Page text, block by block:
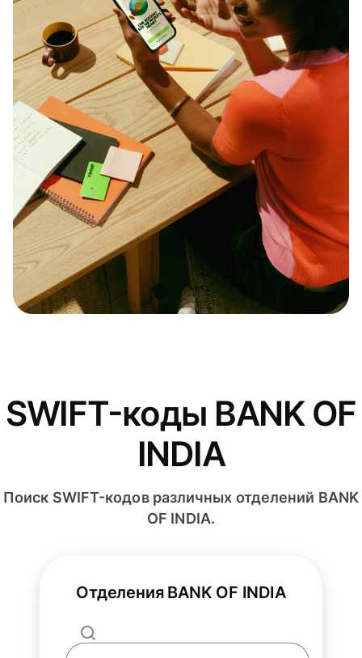
SWIFT-коды BANK OF
INDIA
Поиск SWIFT-кодов различных отделений BANK
OF INDIA.
Отделения BANK OF INDIA